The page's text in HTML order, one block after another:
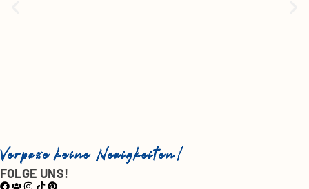
Verpasse keine Neuigkeiten!
FOLGE UNS!